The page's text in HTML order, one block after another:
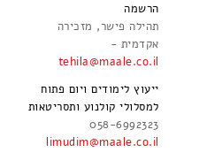
הרשמה
תהילה פישר, מזכירה
אקדמית -
tehila@maale.co.il
ייעוץ לימודים ויום פתוח
למסלולי קולנוע ותסריטאות
058-6992323
limudim@maale.co.il